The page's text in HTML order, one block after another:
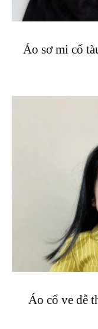
Áo sơ mi cổ
Áo cổ ve dễ